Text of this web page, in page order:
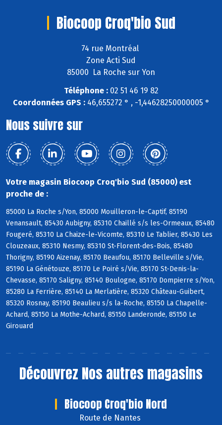
Biocoop Croq'bio Sud
74 rue Montréal
Zone Acti Sud
85000 La Roche sur Yon
Téléphone :02 51 46 19 82
Coordonnées GPS :46,655272 ° , -1,44628250000005 °
Nous suivre sur
Votre magasin Biocoop Croq'bio Sud (85000) est
proche de :
85000 La Roche s/Yon, 85000 Mouilleron-le-Captif, 85190
Venansault, 85430 Aubigny, 85310 Chaillé s/s les-Ormeaux, 85480
Fougeré, 85310 La Chaize-le-Vicomte, 85310 Le Tablier, 85430 Les
Clouzeaux, 85310 Nesmy, 85310 St-Florent-des-Bois, 85480
Thorigny, 85190 Aizenay, 85170 Beaufou, 85170 Belleville s/Vie,
85190 La Génétouze, 85170 Le Poiré s/Vie, 85170 St-Denis-la-
Chevasse, 85170 Saligny, 85140 Boulogne, 85170 Dompierre s/Yon,
85280 La Ferrière, 85140 La Merlatière, 85320 Château-Guibert,
85320 Rosnay, 85190 Beaulieu s/s la-Roche, 85150 La Chapelle-
Achard, 85150 La Mothe-Achard, 85150 Landeronde, 85150 Le
Girouard
Découvrez Nos autres magasins
Biocoop Croq'bio Nord
Route de Nantes